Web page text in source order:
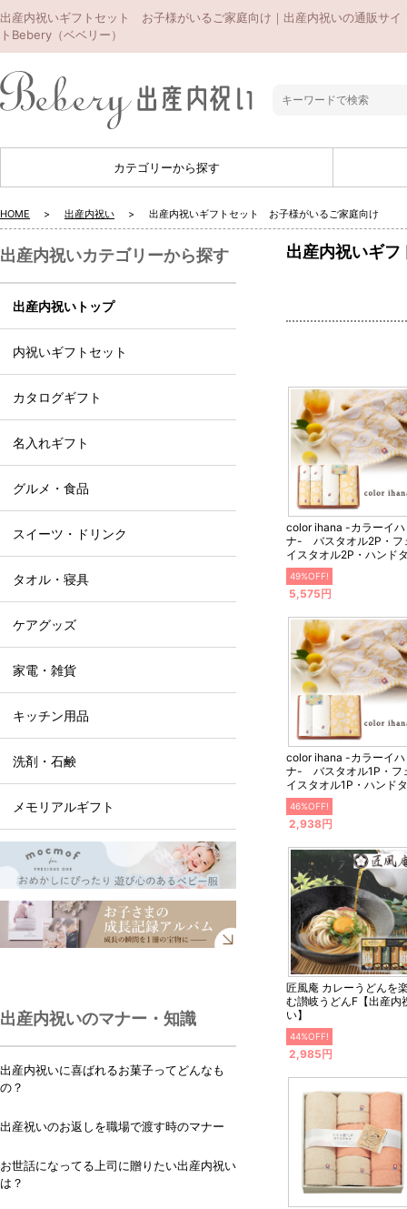
出産内祝いギフトセット お子様がいるご家庭向け｜出産内祝いの通販サイ
トBebery（ベベリー）
カテゴリーから探す
HOME 出産内祝い 出産内祝いギフトセット お子様がいるご家庭向け
出産内祝いギ
color ihana -カラーイハ
ナ- バスタオル2P・フ
イスタオル2P・ハンド
ル2P【出産内祝い】
49%OFF!
5,575円
color ihana -カラーイハ
ナ- バスタオル1P・フ
イスタオル1P・ハンド
ル1P【出産内祝い】
46%OFF!
2,938円
匠風庵 カレーうどんを楽し
む讃岐うどんF【出産内
い】
44%OFF!
2,985円
出産内祝いカテゴリーから探す
出産内祝いトップ
内祝いギフトセット
カタログギフト
名入れギフト
グルメ・食品
スイーツ・ドリンク
タオル・寝具
ケアグッズ
家電・雑貨
キッチン用品
洗剤・石鹸
メモリアルギフト
出産内祝いのマナー・知識
出産内祝いに喜ばれるお菓子ってどんなも
の？
出産祝いのお返しを職場で渡す時のマナー
お世話になってる上司に贈りたい出産内祝い
は？